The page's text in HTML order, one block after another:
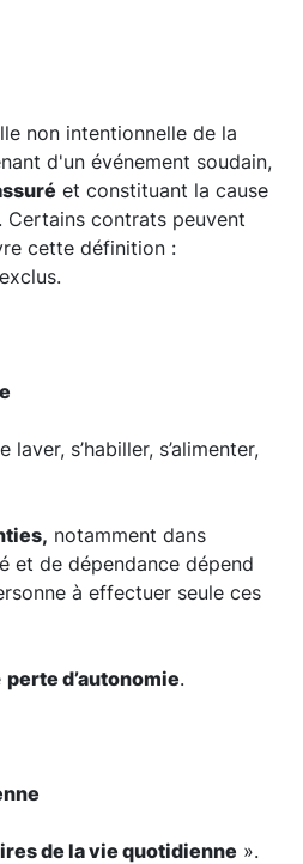
non intentionnelle de la
d'un événement soudain,
et constituant la cause
contrats peuvent
cette définition :
s’habiller, s’alimenter,
notamment dans
et de dépendance dépend
à effectuer seule ces
perte d’autonomie.
de la vie quotidienne ».